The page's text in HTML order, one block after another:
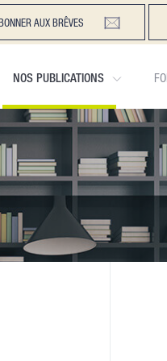
AUX BRÊVES
NOS PUBLICATIONS